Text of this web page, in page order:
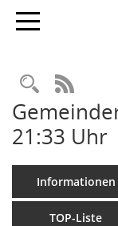
Toggle navigation
RSS-
21:33 Uhr
Informationen
TOP-Liste